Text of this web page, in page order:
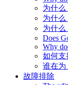
为什么
为什么
为什么
Does
Why
如何支
谁在为
故障排除